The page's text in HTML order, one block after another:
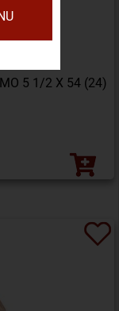
5 1/2 X 54 (24)